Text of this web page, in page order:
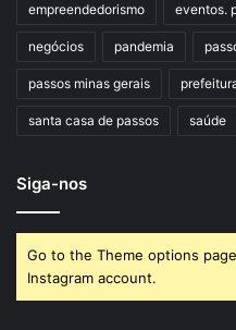
empreendedorismo eventos.
negócios pandemia
passos minas gerais
santa casa de passos saúde
Siga-nos
Go to the Theme options
Instagram account.